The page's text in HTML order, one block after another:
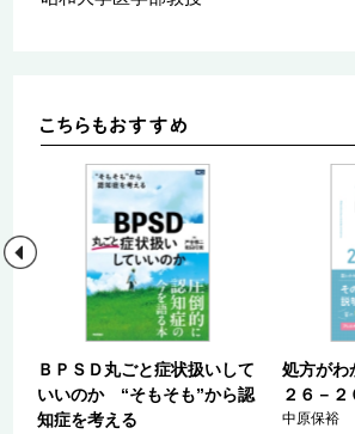
ＢＰＳＤ丸ごと症状扱いして
いいのか “そもそも”から認
知症を考える
処方がわ
２６－２
中原保裕